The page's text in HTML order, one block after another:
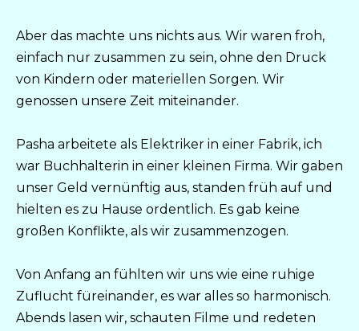
Aber das machte uns nichts aus. Wir waren froh,
einfach nur zusammen zu sein, ohne den Druck
von Kindern oder materiellen Sorgen. Wir
genossen unsere Zeit miteinander.
Pasha arbeitete als Elektriker in einer Fabrik, ich
war Buchhalterin in einer kleinen Firma. Wir gaben
unser Geld vernünftig aus, standen früh auf und
hielten es zu Hause ordentlich. Es gab keine
großen Konflikte, als wir zusammenzogen.
Von Anfang an fühlten wir uns wie eine ruhige
Zuflucht füreinander, es war alles so harmonisch.
Abends lasen wir, schauten Filme und redeten